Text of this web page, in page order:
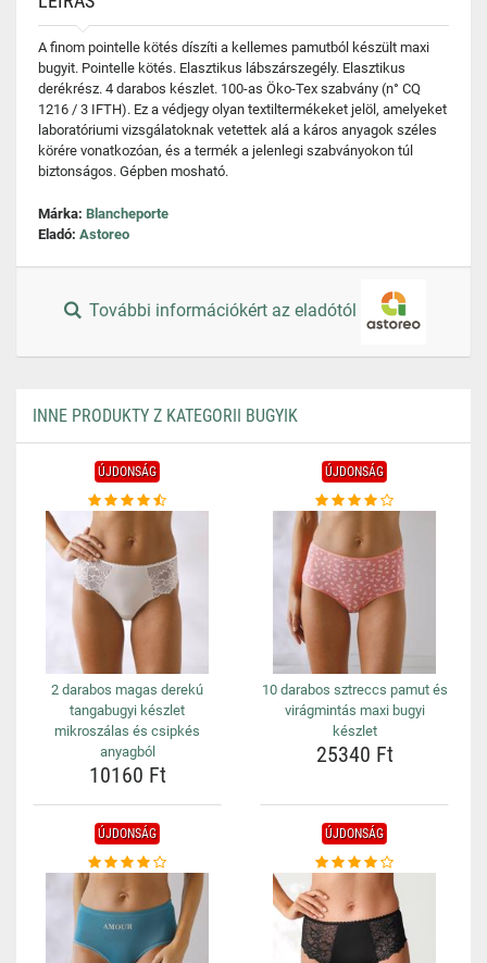
A finom pointelle kötés díszíti a kellemes pamutból készült maxi
bugyit. Pointelle kötés. Elasztikus lábszárszegély. Elasztikus
derékrész. 4 darabos készlet. 100-as Öko-Tex szabvány (n° CQ
1216 / 3 IFTH). Ez a védjegy olyan textiltermékeket jelöl, amelyeket
laboratóriumi vizsgálatoknak vetettek alá a káros anyagok széles
körére vonatkozóan, és a termék a jelenlegi szabványokon túl
biztonságos. Gépben mosható.
Márka: Blancheporte
Eladó: Astoreo
További információkért az eladótól
INNE PRODUKTY Z KATEGORII BUGYIK
ÚJDONSÁG
2 darabos magas derekú
tangabugyi készlet
mikroszálas és csipkés
anyagból
10160 Ft
ÚJDONSÁG
10 darabos sztreccs pamut és
virágmintás maxi bugyi
készlet
25340 Ft
ÚJDONSÁG ÚJDONSÁG